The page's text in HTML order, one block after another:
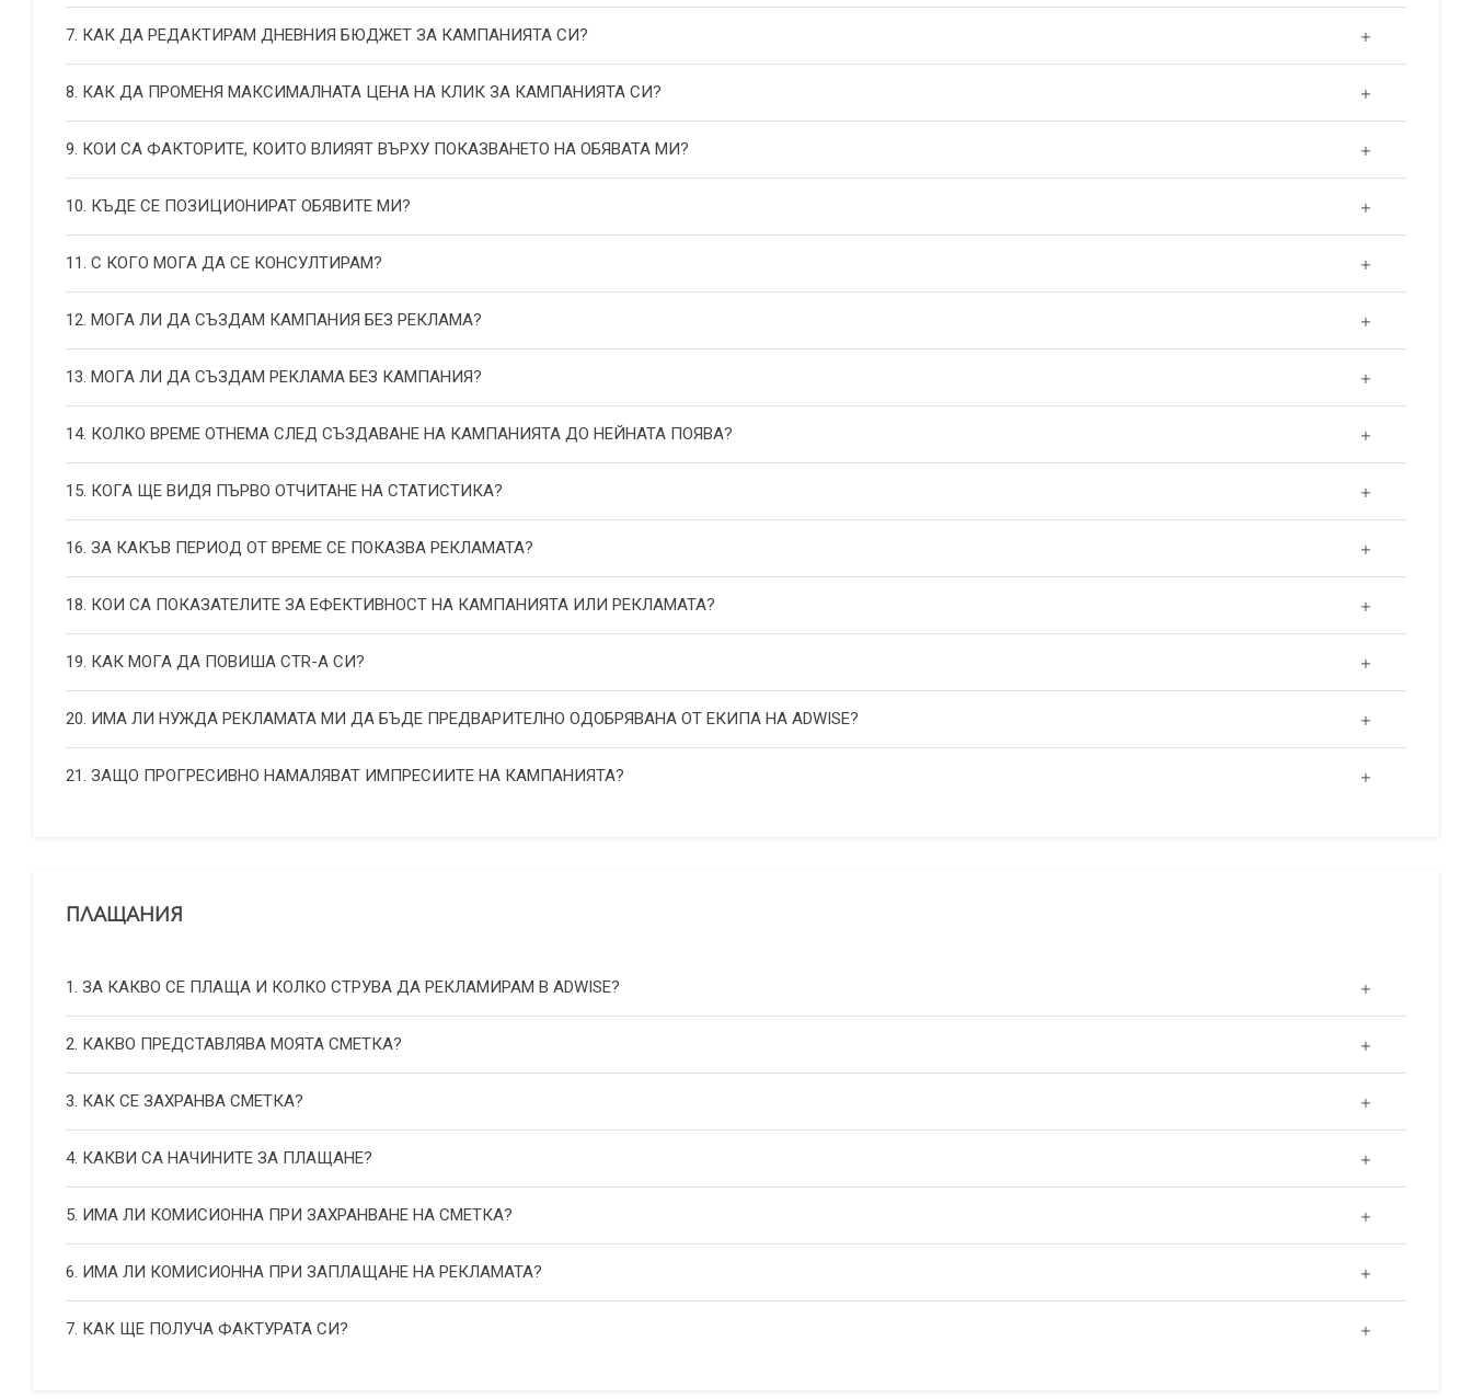
7. КАК ДА РЕДАКТИРАМ ДНЕВНИЯ БЮДЖЕТ ЗА КАМПАНИЯТА СИ?
8. КАК ДА ПРОМЕНЯ МАКСИМАЛНАТА ЦЕНА НА КЛИК ЗА КАМПАНИЯТА СИ?
9. КОИ СА ФАКТОРИТЕ, КОИТО ВЛИЯЯТ ВЪРХУ ПОКАЗВАНЕТО НА ОБЯВАТА МИ?
10. КЪДЕ СЕ ПОЗИЦИОНИРАТ ОБЯВИТЕ МИ?
11. С КОГО МОГА ДА СЕ КОНСУЛТИРАМ?
12. МОГА ЛИ ДА СЪЗДАМ КАМПАНИЯ БЕЗ РЕКЛАМА?
13. МОГА ЛИ ДА СЪЗДАМ РЕКЛАМА БЕЗ КАМПАНИЯ?
14. КОЛКО ВРЕМЕ ОТНЕМА СЛЕД СЪЗДАВАНЕ НА КАМПАНИЯТА ДО НЕЙНАТА ПОЯВА?
15. КОГА ЩЕ ВИДЯ ПЪРВО ОТЧИТАНЕ НА СТАТИСТИКА?
16. ЗА КАКЪВ ПЕРИОД ОТ ВРЕМЕ СЕ ПОКАЗВА РЕКЛАМАТА?
18. КОИ СА ПОКАЗАТЕЛИТЕ ЗА ЕФЕКТИВНОСТ НА КАМПАНИЯТА ИЛИ РЕКЛАМАТА?
19. КАК МОГА ДА ПОВИША СТR-А СИ?
20. ИМА ЛИ НУЖДА РЕКЛАМАТА МИ ДА БЪДЕ ПРЕДВАРИТЕЛНО ОДОБРЯВАНА ОТ ЕКИПА НА ADWISE?
21. ЗАЩО ПРОГРЕСИВНО НАМАЛЯВАТ ИМПРЕСИИТЕ НА КАМПАНИЯТА?
ПЛАЩАНИЯ
1. ЗА КАКВО СЕ ПЛАЩА И КОЛКО СТРУВА ДА РЕКЛАМИРАМ В ADWISE?
2. КАКВО ПРЕДСТАВЛЯВА МОЯТА СМЕТКА?
3. КАК СЕ ЗАХРАНВА СМЕТКА?
4. КАКВИ СА НАЧИНИТЕ ЗА ПЛАЩАНЕ?
5. ИМА ЛИ КОМИСИОННА ПРИ ЗАХРАНВАНЕ НА СМЕТКА?
6. ИМА ЛИ КОМИСИОННА ПРИ ЗАПЛАЩАНЕ НА РЕКЛАМАТА?
7. КАК ЩЕ ПОЛУЧА ФАКТУРАТА СИ?